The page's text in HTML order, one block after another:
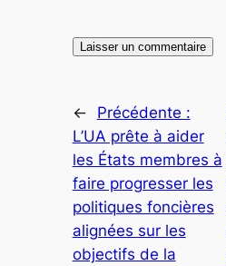
←
Précédente :
L’UA prête à aider
les États membres à
faire progresser les
politiques foncières
alignées sur les
objectifs de la